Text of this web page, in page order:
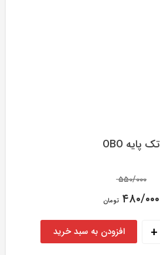
تک پایه OBO
۵۵۰/۰۰۰Original
was:
۵۵۰/۰۰۰ تومان.
۴۸۰/۰۰۰ تومان
Current
price
+ افزودن به سبد خرید